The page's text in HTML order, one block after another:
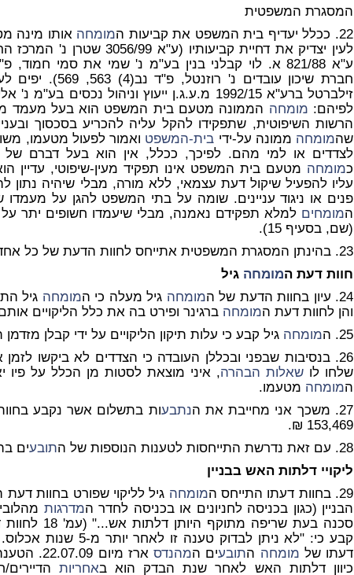
המסגרת המשפטית
22. ככלל יעדיף בית המשפט את קביעות ה
מומחה אותו מינה
חברת שיכון עובדים
לפיהם: מומחה הממונה מטעם בית המשפט הוא בעל מעמד
הרשות השיפוטית, שתפקידו להקל עליה להכריע בסכסוך
שהמומחה ממונה על-ידי בית-המשפט ואמור לפעול מטעמו,
לצדדים או למי מהם. לפיכך, ככלל, אין הוא בעל דברם
כמומחה מטעם בית המשפט אינו תפקיד מעין-שיפוטי, עדיין
עליו להפעיל שיקול דעת עצמאי, ללא מורה, מבלי שיהיה נתון
פנים או ניגוד עניינים. שומה על בתי המשפט להגן על מעמדו
המומחים למלא תפקידם נאמנה, מבלי שיעמדו חשופים יתר
(שם, בסעיף 15).
23. בהינתן המסגרת המשפטית אתייחס לחוות הדעת של כל אחד מן ה
חוות דעת המומחה גיל
24. עיון בחוות הדעת של ה
מומחה גיל מעלה כי המומחה גיל
והן לחוות דעת המומחה ברגינר ופירט בה את כלל הליקויים
25. ה
מומחה גיל קבע כי עלות תיקון הליקויים על ידי קבלן מזדמן
26. בנסיבות שבפני ובכללן העובדה כי הצדדים לא ביקשו לזמן את ה
שלחו לו שאלות הבהרה, איני מוצאת לסטות מן הכלל על
המומחה מטעמו.
27. משכך אני מחייבת את ה
נתבעות בתשלום אשר נקבע
153,469 ₪.
28. עם זאת נדרשת התייחסות לטענות הנוספות של ה
תובעים
ליקויי דלתות האש בבניין
29. בחוות דעתו התייחס ה
מומחה גיל לליקוי שפורט בחוות דעת
הבניין (כגון בכניסה לחניונים או בכניסה לחדר המדרגות
סכנה בעת שריפה מתוקף היותן דלתות אש..." (עמ' 18 לחוות דעת ה
קבע כי: "לא ניתן לבדוק
דעתו של מומחה התובעים המהנדס
ארז מיום
כיוון דלתות האש לאחר שנת הבדק הוא באחריות